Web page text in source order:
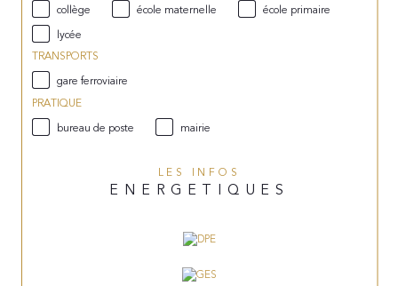
collège
école maternelle
école primaire
lycée
TRANSPORTS
gare ferroviaire
PRATIQUE
bureau de poste
mairie
LES INFOS
ENERGETIQUES